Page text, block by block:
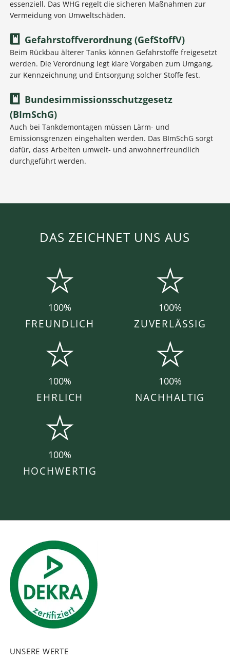
essenziell. Das WHG regelt die sicheren Maßnahmen zur
Vermeidung von Umweltschäden.
Gefahrstoffverordnung (GefStoffV)
Beim Rückbau älterer Tanks können Gefahrstoffe freigesetzt
werden. Die Verordnung legt klare Vorgaben zum Umgang,
zur Kennzeichnung und Entsorgung solcher Stoffe fest.
Bundesimmissionsschutzgesetz
(BImSchG)
Auch bei Tankdemontagen müssen Lärm- und
Emissionsgrenzen eingehalten werden. Das BImSchG sorgt
dafür, dass Arbeiten umwelt- und anwohnerfreundlich
durchgeführt werden.
DAS ZEICHNET UNS AUS
100%
FREUNDLICH
100%
ZUVERLÄSSIG
100%
EHRLICH
100%
NACHHALTIG
100%
HOCHWERTIG
UNSERE WERTE